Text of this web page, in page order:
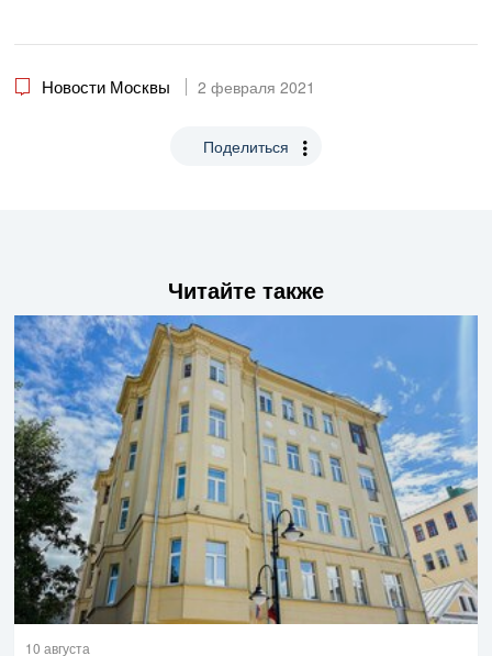
Новости Москвы 2 февраля 2021
Поделиться
Читайте также
10 августа